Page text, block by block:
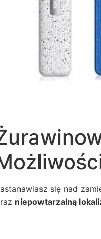
się nad
niepowtarzalną